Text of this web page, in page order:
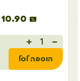
10.90 ₪
הוספה לסל